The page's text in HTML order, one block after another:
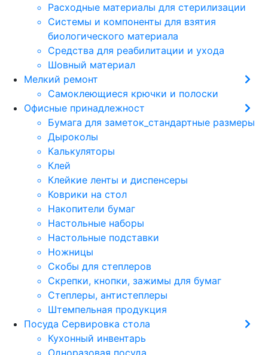
Расходные материалы для стерилизации
Системы и компоненты для взятия
биологического материала
Средства для реабилитации и ухода
Шовный материал
Мелкий ремонт
Самоклеющиеся крючки и полоски
Офисные принадлежност
Бумага для заметок_стандартные размеры
Дыроколы
Калькуляторы
Клей
Клейкие ленты и диспенсеры
Коврики на стол
Накопители бумаг
Настольные наборы
Настольные подставки
Ножницы
Скобы для степлеров
Скрепки, кнопки, зажимы для бумаг
Степлеры, антистеплеры
Штемпельная продукция
Посуда Сервировка стола
Кухонный инвентарь
Одноразовая посуда